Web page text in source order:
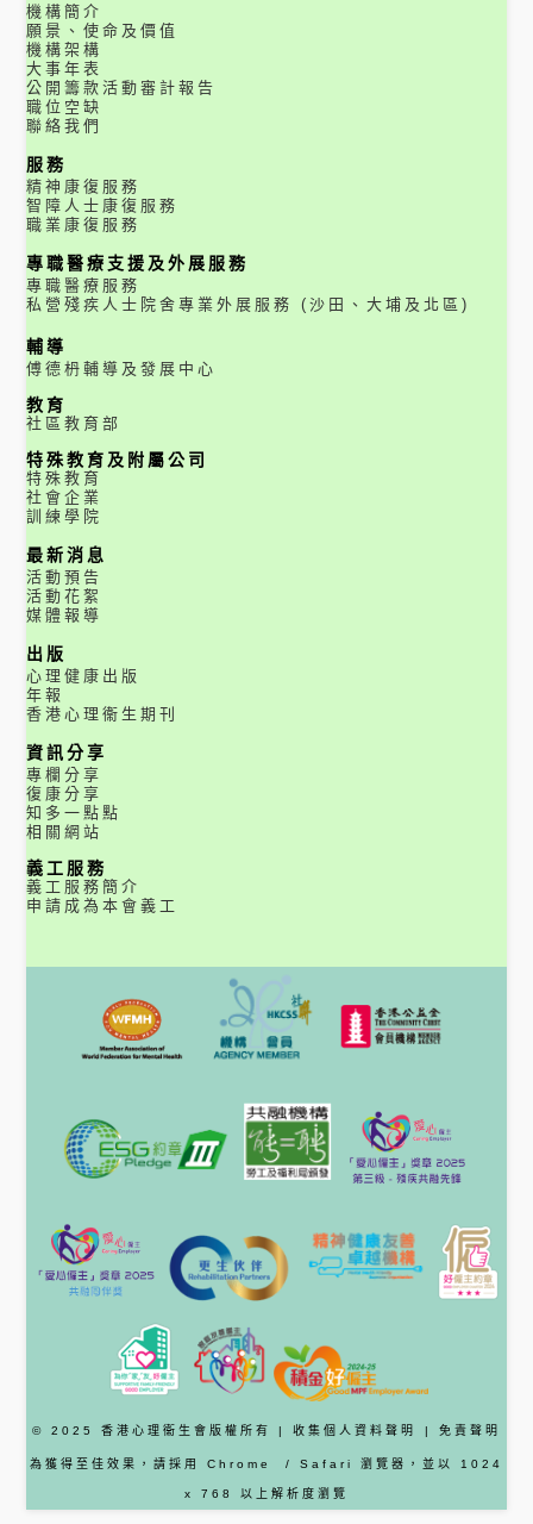
機構簡介
願景、使命及價值
機構架構
大事年表
公開籌款活動審計報告
職位空缺
聯絡我們
服務
精神康復服務
智障人士康復服務
職業康復服務
專職醫療支援及外展服務
專職醫療服務
私營殘疾人士院舍專業外展服務 (沙田、大埔及北區)
輔導
傅德枬輔導及發展中心
教育
社區教育部
特殊教育及附屬公司
特殊教育
社會企業
訓練學院
最新消息
活動預告
活動花絮
媒體報導
出版
心理健康出版
年報
香港心理衞生期刊
資訊分享
專欄分享
復康分享
知多一點點
相關網站
義工服務
義工服務簡介
申請成為本會義工
© 2025 香港心理衞生會版權所有 | 收集個人資料聲明 免責聲明
為獲得至佳效果，請採用 Chrome / Safari 瀏覽器 ，並以 1024
x 768 以上解析度瀏覽